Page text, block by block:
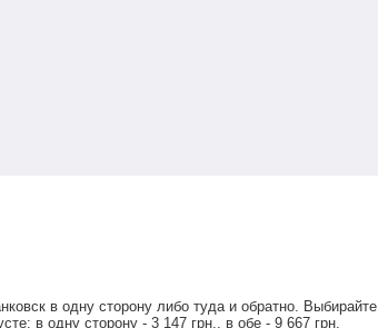
в одну сторону либо туда и обратно. Выбирайте
в одну сторону - 3 147 грн., в обе - 9 667 грн.